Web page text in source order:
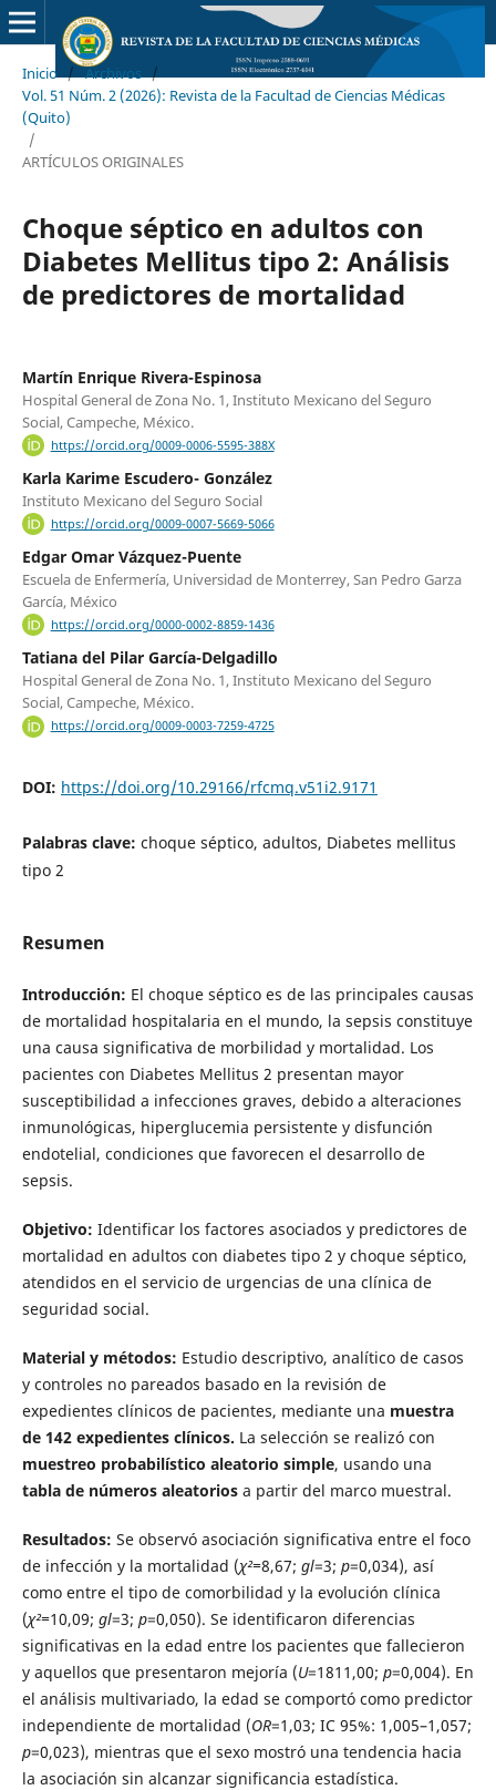
Inicio / Archivos /
Vol. 51 Núm. 2 (2026): Revista de la Facultad de Ciencias Médicas
(Quito)
/
ARTÍCULOS ORIGINALES
Choque séptico en adultos con
Diabetes Mellitus tipo 2: Análisis
de predictores de mortalidad
Martín Enrique Rivera-Espinosa
Hospital General de Zona No. 1, Instituto Mexicano del Seguro
Social, Campeche, México.
https://orcid.org/0009-0006-5595-388X
Karla Karime Escudero- González
Instituto Mexicano del Seguro Social
https://orcid.org/0009-0007-5669-5066
Edgar Omar Vázquez-Puente
Escuela de Enfermería, Universidad de Monterrey, San Pedro Garza
García, México
https://orcid.org/0000-0002-8859-1436
Tatiana del Pilar García-Delgadillo
Hospital General de Zona No. 1, Instituto Mexicano del Seguro
Social, Campeche, México.
https://orcid.org/0009-0003-7259-4725
DOI: https://doi.org/10.29166/rfcmq.v51i2.9171
Palabras clave: choque séptico, adultos, Diabetes mellitus
tipo 2
Resumen
Introducción: El choque séptico es de las principales causas
de mortalidad hospitalaria en el mundo, la sepsis constituye
una causa significativa de morbilidad y mortalidad. Los
pacientes con Diabetes Mellitus 2 presentan mayor
susceptibilidad a infecciones graves, debido a alteraciones
inmunológicas, hiperglucemia persistente y disfunción
endotelial, condiciones que favorecen el desarrollo de
sepsis.
Objetivo: Identificar los factores asociados y predictores de
mortalidad en adultos con diabetes tipo 2 y choque séptico,
atendidos en el servicio de urgencias de una clínica de
seguridad social.
Material y métodos: Estudio descriptivo, analítico de casos
y controles no pareados basado en la revisión de
expedientes clínicos de pacientes, mediante una muestra
de 142 expedientes clínicos. La selección se realizó con
muestreo probabilístico aleatorio simple, usando una
tabla de números aleatoriosa partir del marco muestral.
Resultados: Se observó asociación significativa entre el foco
de infección y la mortalidad (χ²=8,67; gl=3; p=0,034), así
como entre el tipo de comorbilidad y la evolución clínica
(χ²=10,09; gl=3; p=0,050). Se identificaron diferencias
significativas en la edad entre los pacientes que fallecieron
y aquellos que presentaron mejoría (U=1811,00; p=0,004). En
el análisis multivariado, la edad se comportó como predictor
independiente de mortalidad (OR=1,03; IC 95%: 1,005–1,057;
p=0,023), mientras que el sexo mostró una tendencia hacia
la asociación sin alcanzar significancia estadística.